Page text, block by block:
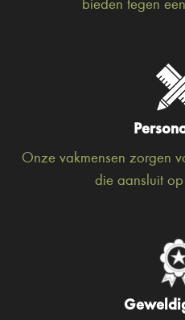
Onze vakmensen zorgen
die aansluit